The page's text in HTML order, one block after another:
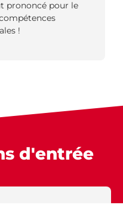
prononcé pour le
!
d'entrée